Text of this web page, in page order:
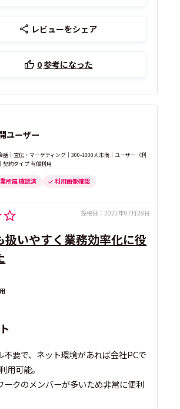
レビューをシェア
0参考になった
ユーザー
話｜宣伝・マーケティング｜300-1000人未満｜ユーザー（利
契約タイプ 有償利用
所属 確認済 利用画像確認
投稿日： 2021年07月28日
扱いやすく業務効率化に役
要で、ネット環境があれば会社PCで
用可能。
クのメンバーが多いため非常に便利